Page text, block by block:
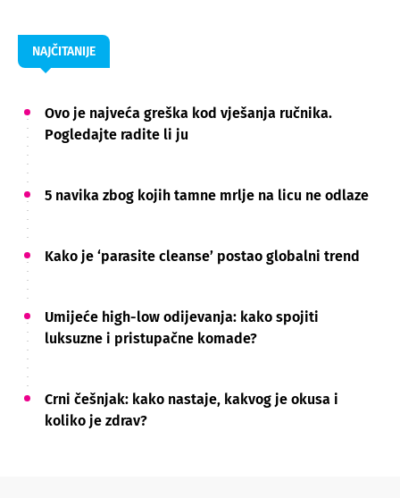
NAJČITANIJE
Ovo je najveća greška kod vješanja ručnika.
Pogledajte radite li ju
5 navika zbog kojih tamne mrlje na licu ne odlaze
Kako je ‘parasite cleanse’ postao globalni trend
Umijeće high-low odijevanja: kako spojiti
luksuzne i pristupačne komade?
Crni češnjak: kako nastaje, kakvog je okusa i
koliko je zdrav?